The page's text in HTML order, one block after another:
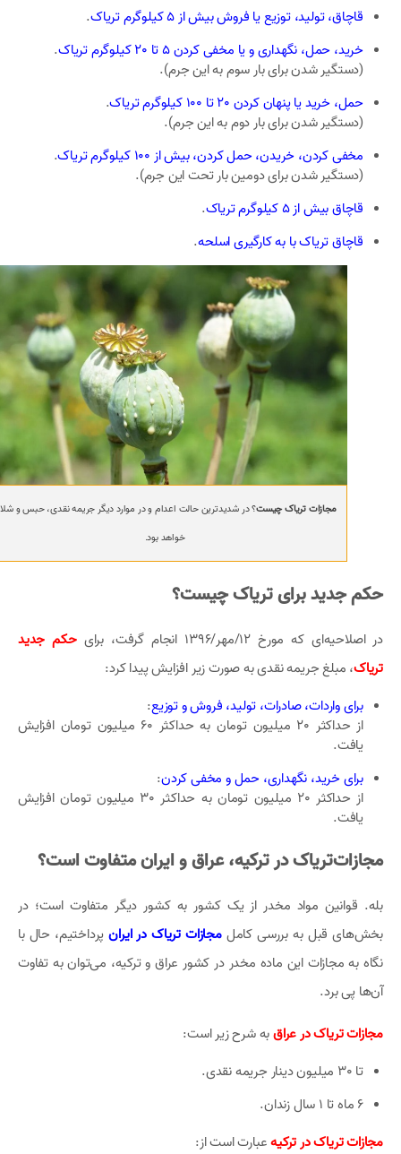
قاچاق، تولید، توزیع یا فروش بیش از 5 کیلوگرم تریاک
.
خرید، حمل، نگهداری و یا مخفی کردن 5 تا 20 کیلوگرم تریاک
.
(دستگیر شدن برای بار سوم به این جرم).
حمل، خرید یا پنهان کردن 20 تا 100 کیلوگرم تریاک
.
(دستگیر شدن برای بار دوم به این جرم).
مخفی کردن، خریدن، حمل کردن، بیش از 100 کیلوگرم تریاک
.
(دستگیر شدن برای دومین بار تحت این جرم).
قاچاق بیش از 5 کیلوگرم تریاک
.
قاچاق تریاک با به کارگیری اسلحه.
مجازات تریاک چیست؟ در شدیدترین حالت اعدام و در موارد دیگر جریمه نقدی، حبس و
خواهد بود.
حکم جدید برای تریاک چیست؟
در اصلاحیه‌ای که مورخ 12/مهر/1396 انجام گرفت، برای
حکم جدید
تریاک، مبلغ جریمه‌ نقدی به صورت زیر افزایش پیدا کرد:
برای واردات، صادرات، تولید، فروش و توزیع:
از حداکثر 20 میلیون تومان به حداکثر 60 میلیون تومان افزایش
یافت.
برای خرید، نگهداری، حمل و مخفی کردن:
از حداکثر 20 میلیون تومان به حداکثر 30 میلیون تومان افزایش
یافت.
مجازات‌تریاک در ترکیه، عراق و ایران متفاوت است؟
بله. قوانین مواد مخدر از یک کشور به کشور دیگر متفاوت است؛ در
بخش‌های قبل به بررسی کاملمجازات تریاک در ایرانپرداختیم، حال با
نگاه به مجازات این ماده مخدر در کشور عراق و ترکیه، می‌توان به تفاوت
آن‌ها پی برد.
مجازات تریاک در عراقبه شرح زیر است:
تا 30 میلیون دینار جریمه نقدی.
6 ماه تا 1 سال زندان.
مجازات تریاک در ترکیهعبارت است از: